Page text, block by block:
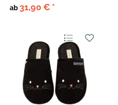
ab 31,90 € *